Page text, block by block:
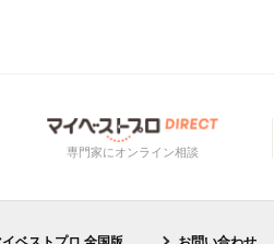
専門家にオンライン相談